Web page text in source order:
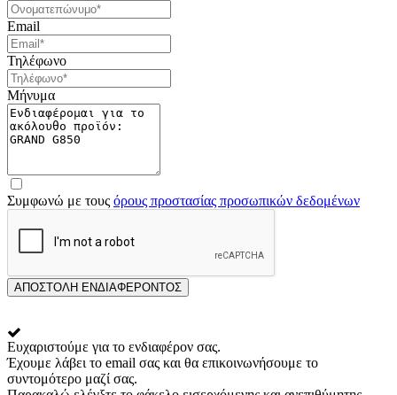
Email
Τηλέφωνο
Μήνυμα
Συμφωνώ με τους όρους προστασίας προσωπικών δεδομένων
ΑΠΟΣΤΟΛΗ ΕΝΔΙΑΦΕΡΟΝΤΟΣ
Ευχαριστούμε για το ενδιαφέρον σας.
Έχουμε λάβει το email σας και θα επικοινωνήσουμε το
συντομότερο μαζί σας.